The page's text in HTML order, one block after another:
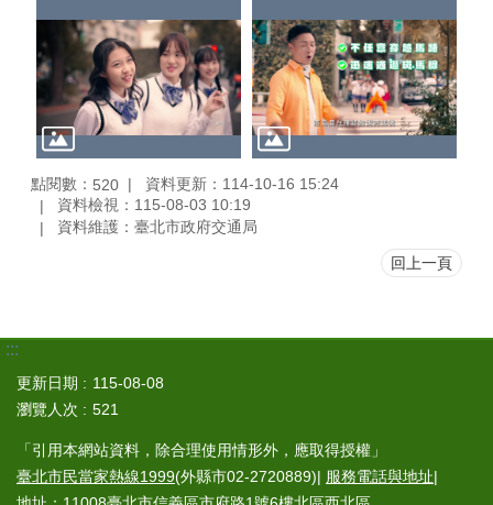
點閱數： 520
資料更新：114-10-16 15:24
資料檢視：115-08-03 10:19
資料維護：臺北市政府交通局
回上一頁
:::
更新日期
115-08-08
瀏覽人次
521
「引用本網站資料，除合理使用情形外，應取得授權」
臺北市民當家熱線1999(外縣市02-2720889)| 服務電話與地址|